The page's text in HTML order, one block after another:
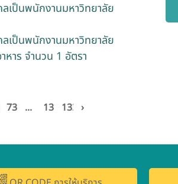
ลเป็นพนักงานมหาวิทยาลัย
ลเป็นพนักงานมหาวิทยาลัย
าร จำนวน 1 อัตรา
73 ... 131 132 ›